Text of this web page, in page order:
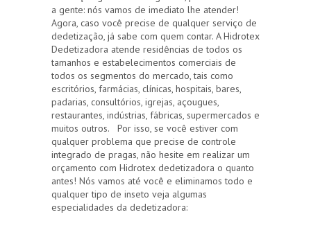
a gente: nós vamos de imediato lhe atender!
Agora, caso você precise de qualquer serviço de
dedetização, já sabe com quem contar. A Hidrotex
Dedetizadora atende residências de todos os
tamanhos e estabelecimentos comerciais de
todos os segmentos do mercado, tais como
escritórios, farmácias, clínicas, hospitais, bares,
padarias, consultórios, igrejas, açougues,
restaurantes, indústrias, fábricas, supermercados e
muitos outros. Por isso, se você estiver com
qualquer problema que precise de controle
integrado de pragas, não hesite em realizar um
orçamento com Hidrotex dedetizadora o quanto
antes! Nós vamos até você e eliminamos todo e
qualquer tipo de inseto veja algumas
especialidades da dedetizadora: